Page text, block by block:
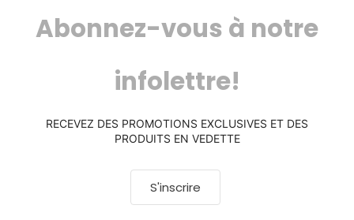
Abonnez-vous à notre
infolettre!
RECEVEZ DES PROMOTIONS EXCLUSIVES ET DES
PRODUITS EN VEDETTE
S'inscrire